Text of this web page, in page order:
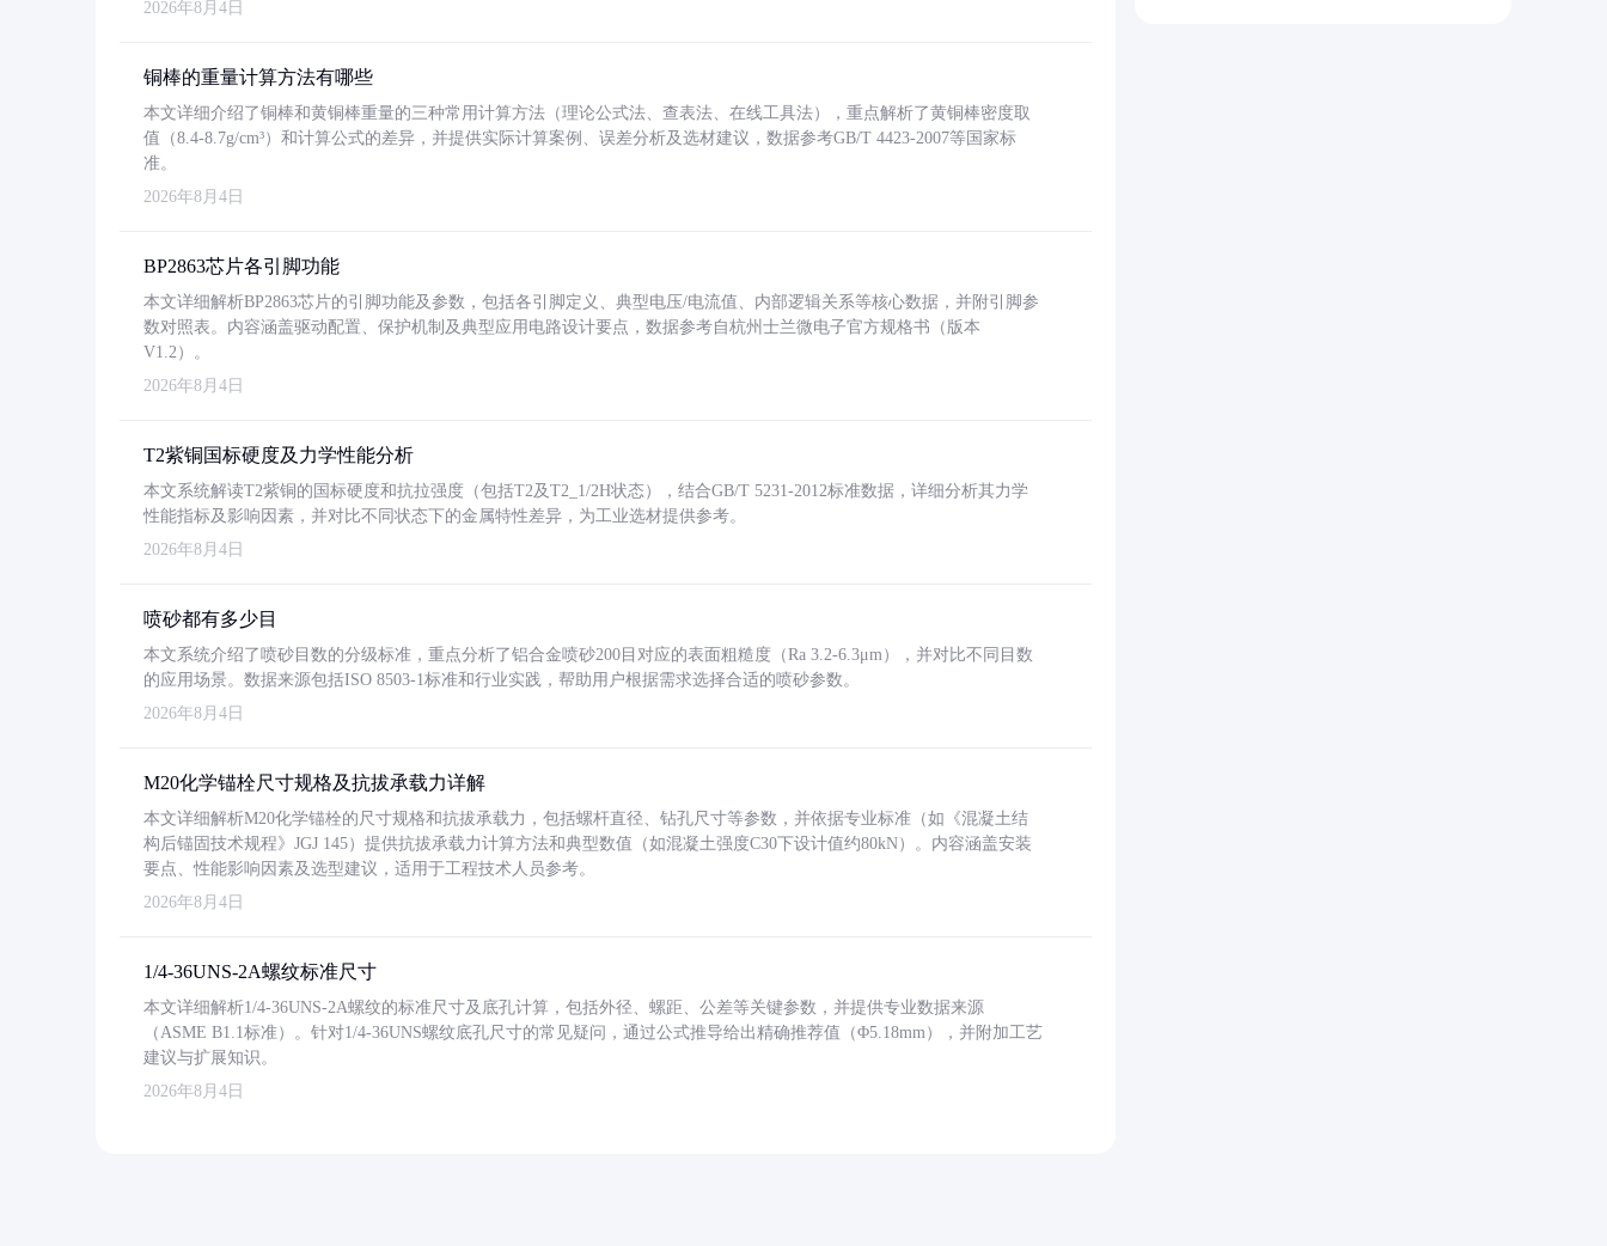
2026年8月4日
铜棒的重量计算方法有哪些
本文详细介绍了铜棒和黄铜棒重量的三种常用计算方法（理论公式法、查表法、在线工具法），重点解析了黄铜棒密度取
值（8.4-8.7g/cm³）和计算公式的差异，并提供实际计算案例、误差分析及选材建议，数据参考GB/T 4423-2007等国家标
准。
2026年8月4日
BP2863芯片各引脚功能
本文详细解析BP2863芯片的引脚功能及参数，包括各引脚定义、典型电压/电流值、内部逻辑关系等核心数据，并附引脚参
数对照表。内容涵盖驱动配置、保护机制及典型应用电路设计要点，数据参考自杭州士兰微电子官方规格书（版本
V1.2）。
2026年8月4日
T2紫铜国标硬度及力学性能分析
本文系统解读T2紫铜的国标硬度和抗拉强度（包括T2及T2_1/2H状态），结合GB/T 5231-2012标准数据，详细分析其力学
性能指标及影响因素，并对比不同状态下的金属特性差异，为工业选材提供参考。
2026年8月4日
喷砂都有多少目
本文系统介绍了喷砂目数的分级标准，重点分析了铝合金喷砂200目对应的表面粗糙度（Ra 3.2-6.3μm），并对比不同目数
的应用场景。数据来源包括ISO 8503-1标准和行业实践，帮助用户根据需求选择合适的喷砂参数。
2026年8月4日
M20化学锚栓尺寸规格及抗拔承载力详解
本文详细解析M20化学锚栓的尺寸规格和抗拔承载力，包括螺杆直径、钻孔尺寸等参数，并依据专业标准（如《混凝土结
构后锚固技术规程》JGJ 145）提供抗拔承载力计算方法和典型数值（如混凝土强度C30下设计值约80kN）。内容涵盖安装
要点、性能影响因素及选型建议，适用于工程技术人员参考。
2026年8月4日
1/4-36UNS-2A螺纹标准尺寸
本文详细解析1/4-36UNS-2A螺纹的标准尺寸及底孔计算，包括外径、螺距、公差等关键参数，并提供专业数据来源
（ASME B1.1标准）。针对1/4-36UNS螺纹底孔尺寸的常见疑问，通过公式推导给出精确推荐值（Φ5.18mm），并附加工艺
建议与扩展知识。
2026年8月4日